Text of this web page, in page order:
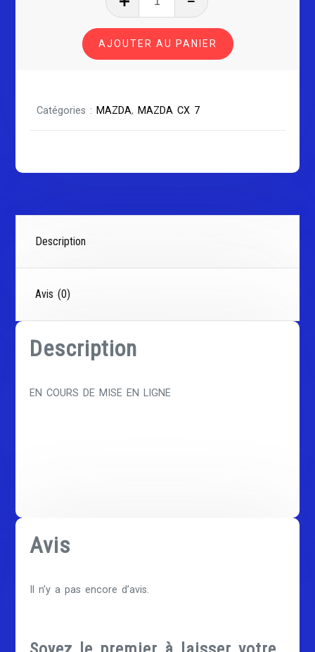
MAZDA
CX
7
AJOUTER AU PANIER
Catégories : MAZDA, MAZDA CX 7
Description
Avis (0)
Description
EN COURS DE MISE EN LIGNE
Avis
Il n’y a pas encore d’avis.